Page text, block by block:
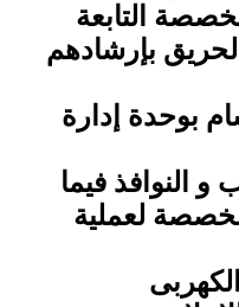
التابعة
بإرشادهم
بوحدة إدارة
و النوافذ فيما
لعملية